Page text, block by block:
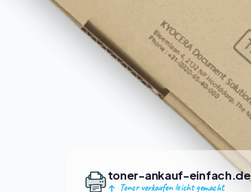
toner-ankauf-einfach.de
Toner verkaufen leicht gemacht